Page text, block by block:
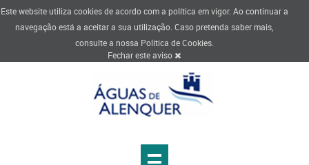
Este website utiliza cookies de acordo com a política em vigor. Ao continuar a
navegação está a aceitar a sua utilização. Caso pretenda saber mais,
consulte a nossa Politica de Cookies.
Fechar este aviso